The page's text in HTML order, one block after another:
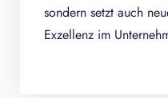
sondern setzt auch
Exzellenz im